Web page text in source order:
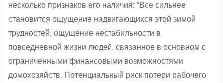
несколько признаков его наличия: “Все сильнее
становится ощущение надвигающихся этой зимой
трудностей, ощущение нестабильности в
повседневной жизни людей, связанное в основном с
ограниченными финансовыми возможностями
домохозяйств. Потенциальный риск потери рабочего